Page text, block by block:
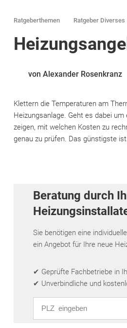
Ratgeberthemen Ratgeber Diverses
von Alexander Rosenkranz
Klettern die Temperaturen am
Heizungsanlage. Geht es dabei
zeigen, mit welchen Kosten zu
genau zu prüfen. Das günstigste
Beratung durch
Sie benötigen eine
ein Angebot für Ihre neue
✔ Geprüfte Fachbetriebe in
✔ Unverbindliche und